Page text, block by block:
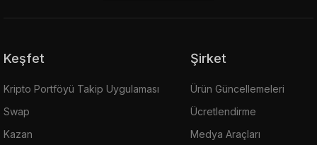
Keşfet
Kripto Portföyü Takip Uygulaması
Swap
Kazan
Şirket
Ürün Güncellemeleri
Ücretlendirme
Medya Araçları